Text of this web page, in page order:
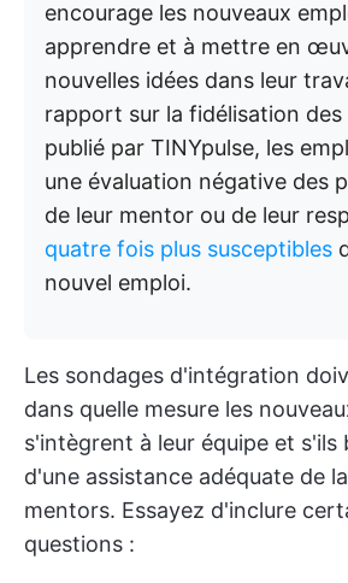
encourage les nouveaux
apprendre et à mettre en
nouvelles idées dans leur
rapport sur la fidélisation des
publié par TINYpulse, les
une évaluation négative des
de leur mentor ou de leur
quatre fois plus susceptibles
nouvel emploi.
Les sondages d'intégration
dans quelle mesure les
s'intègrent à leur équipe et s'ils
d'une assistance adéquate de
mentors. Essayez d'inclure
questions :